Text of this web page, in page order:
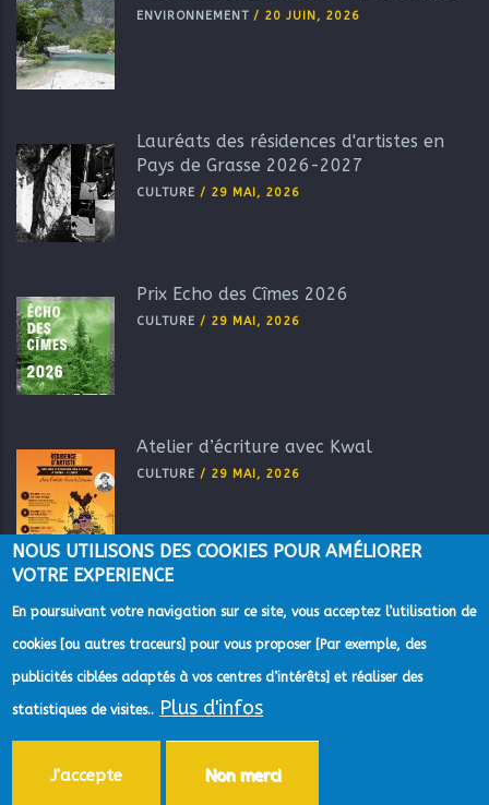
ENVIRONNEMENT / 20 JUIN, 2026
Lauréats des résidences d'artistes en
Pays de Grasse 2026-2027
CULTURE / 29 MAI, 2026
Prix Echo des Cîmes 2026
CULTURE / 29 MAI, 2026
Atelier d’écriture avec Kwal
CULTURE / 29 MAI, 2026
©2022 Direction de la Communication de la Communauté
d'Agglomération du Pays de Grasse -Mentions Légales
données personnelles
Accessibilité Plan du site
NOUS UTILISONS DES COOKIES POUR AMÉLIORER
VOTRE EXPERIENCE
En poursuivant votre navigation sur ce site, vous acceptez l’utilisation de
cookies [ou autres traceurs] pour vous proposer [Par exemple, des
publicités ciblées adaptés à vos centres d’intérêts] et réaliser des
statistiques de visites.. Plus d'infos
J'accepte Non merci